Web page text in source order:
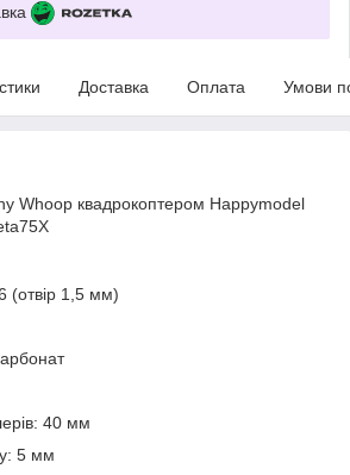
Доставка Оплата Умови
Whoop квадрокоптером Happymodel
(отвір 1,5 мм)
40 мм
5 мм